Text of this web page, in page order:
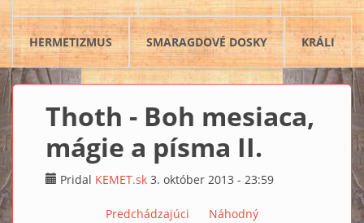
HERMETIZMUS SMARAGDOVÉ DOSKY KRÁLI
Thoth - Boh mesiaca,
mágie a písma II.
Pridal KEMET.sk 3. október 2013 - 23:59
Predchádzajúci
Náhodný